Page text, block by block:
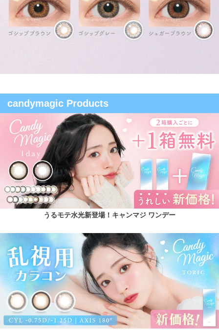
candymagic Products
うるモテ水光新登場！キャンマジ ワンデー